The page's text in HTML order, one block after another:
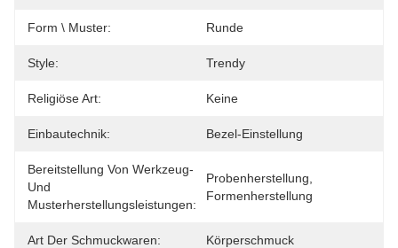
Form \ Muster: Runde
Style: Trendy
Religiöse Art: Keine
Einbautechnik: Bezel-Einstellung
Bereitstellung Von Werkzeug-
Und
Musterherstellungsleistungen:
Probenherstellung,
Formenherstellung
Art Der Schmuckwaren: Körperschmuck